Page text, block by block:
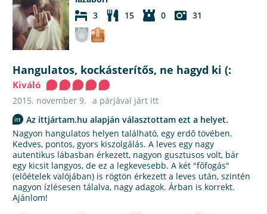
3
15 0 31
Hangulatos, kockásterítős, ne hagyd ki (:
Kiváló
2015. november 9. a párjával járt itt
Az ittjártam.hu alapján választottam ezt a helyet.
Nagyon hangulatos helyen található, egy erdő tövében.
Kedves, pontos, gyors kiszolgálás. A leves egy nagy
autentikus lábasban érkezett, nagyon gusztusos volt, bár
egy kicsit langyos, de ez a legkevesebb. A két "főfogás"
(előételek valójában) is rögtön érkezett a leves után, szintén
nagyon ízlésesen tálalva, nagy adagok. Árban is korrekt.
Ajánlom!